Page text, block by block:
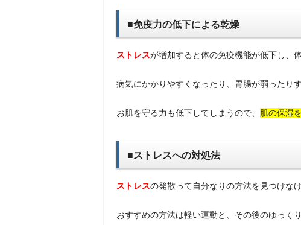
■免疫力の低下による乾燥
ストレスが増加すると体の免疫機能が低下し、
病気にかかりやすくなったり、胃腸が弱ったり
お肌を守る力も低下してしまうので、 肌の保湿
■ストレスへの対処法
ストレスの発散って自分なりの方法を見つけな
おすすめの方法は軽い運動と、その後のゆっく